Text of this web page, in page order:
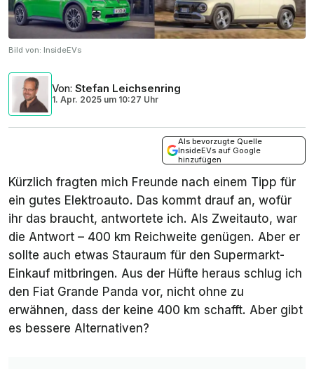
Bild von: InsideEVs
Von: Stefan Leichsenring
1. Apr. 2025 um 10:27 Uhr
Als bevorzugte Quelle
InsideEVs auf Google
hinzufügen
Kürzlich fragten mich Freunde nach einem Tipp für
ein gutes Elektroauto. Das kommt drauf an, wofür
ihr das braucht, antwortete ich. Als Zweitauto, war
die Antwort – 400 km Reichweite genügen. Aber er
sollte auch etwas Stauraum für den Supermarkt-
Einkauf mitbringen. Aus der Hüfte heraus schlug ich
den Fiat Grande Panda vor, nicht ohne zu
erwähnen, dass der keine 400 km schafft. Aber gibt
es bessere Alternativen?